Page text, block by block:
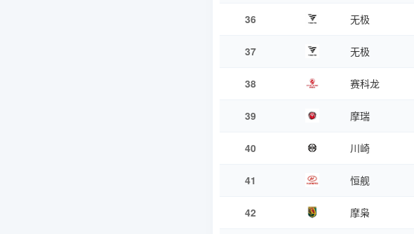
36 无极
37 无极
38 赛科龙
39 摩瑞
40 川崎
41 恒舰
42 摩枭